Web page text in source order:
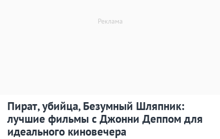
Пират, убийца, Безумный Шляпник:
лучшие фильмы с Джонни Деппом для
идеального киновечера